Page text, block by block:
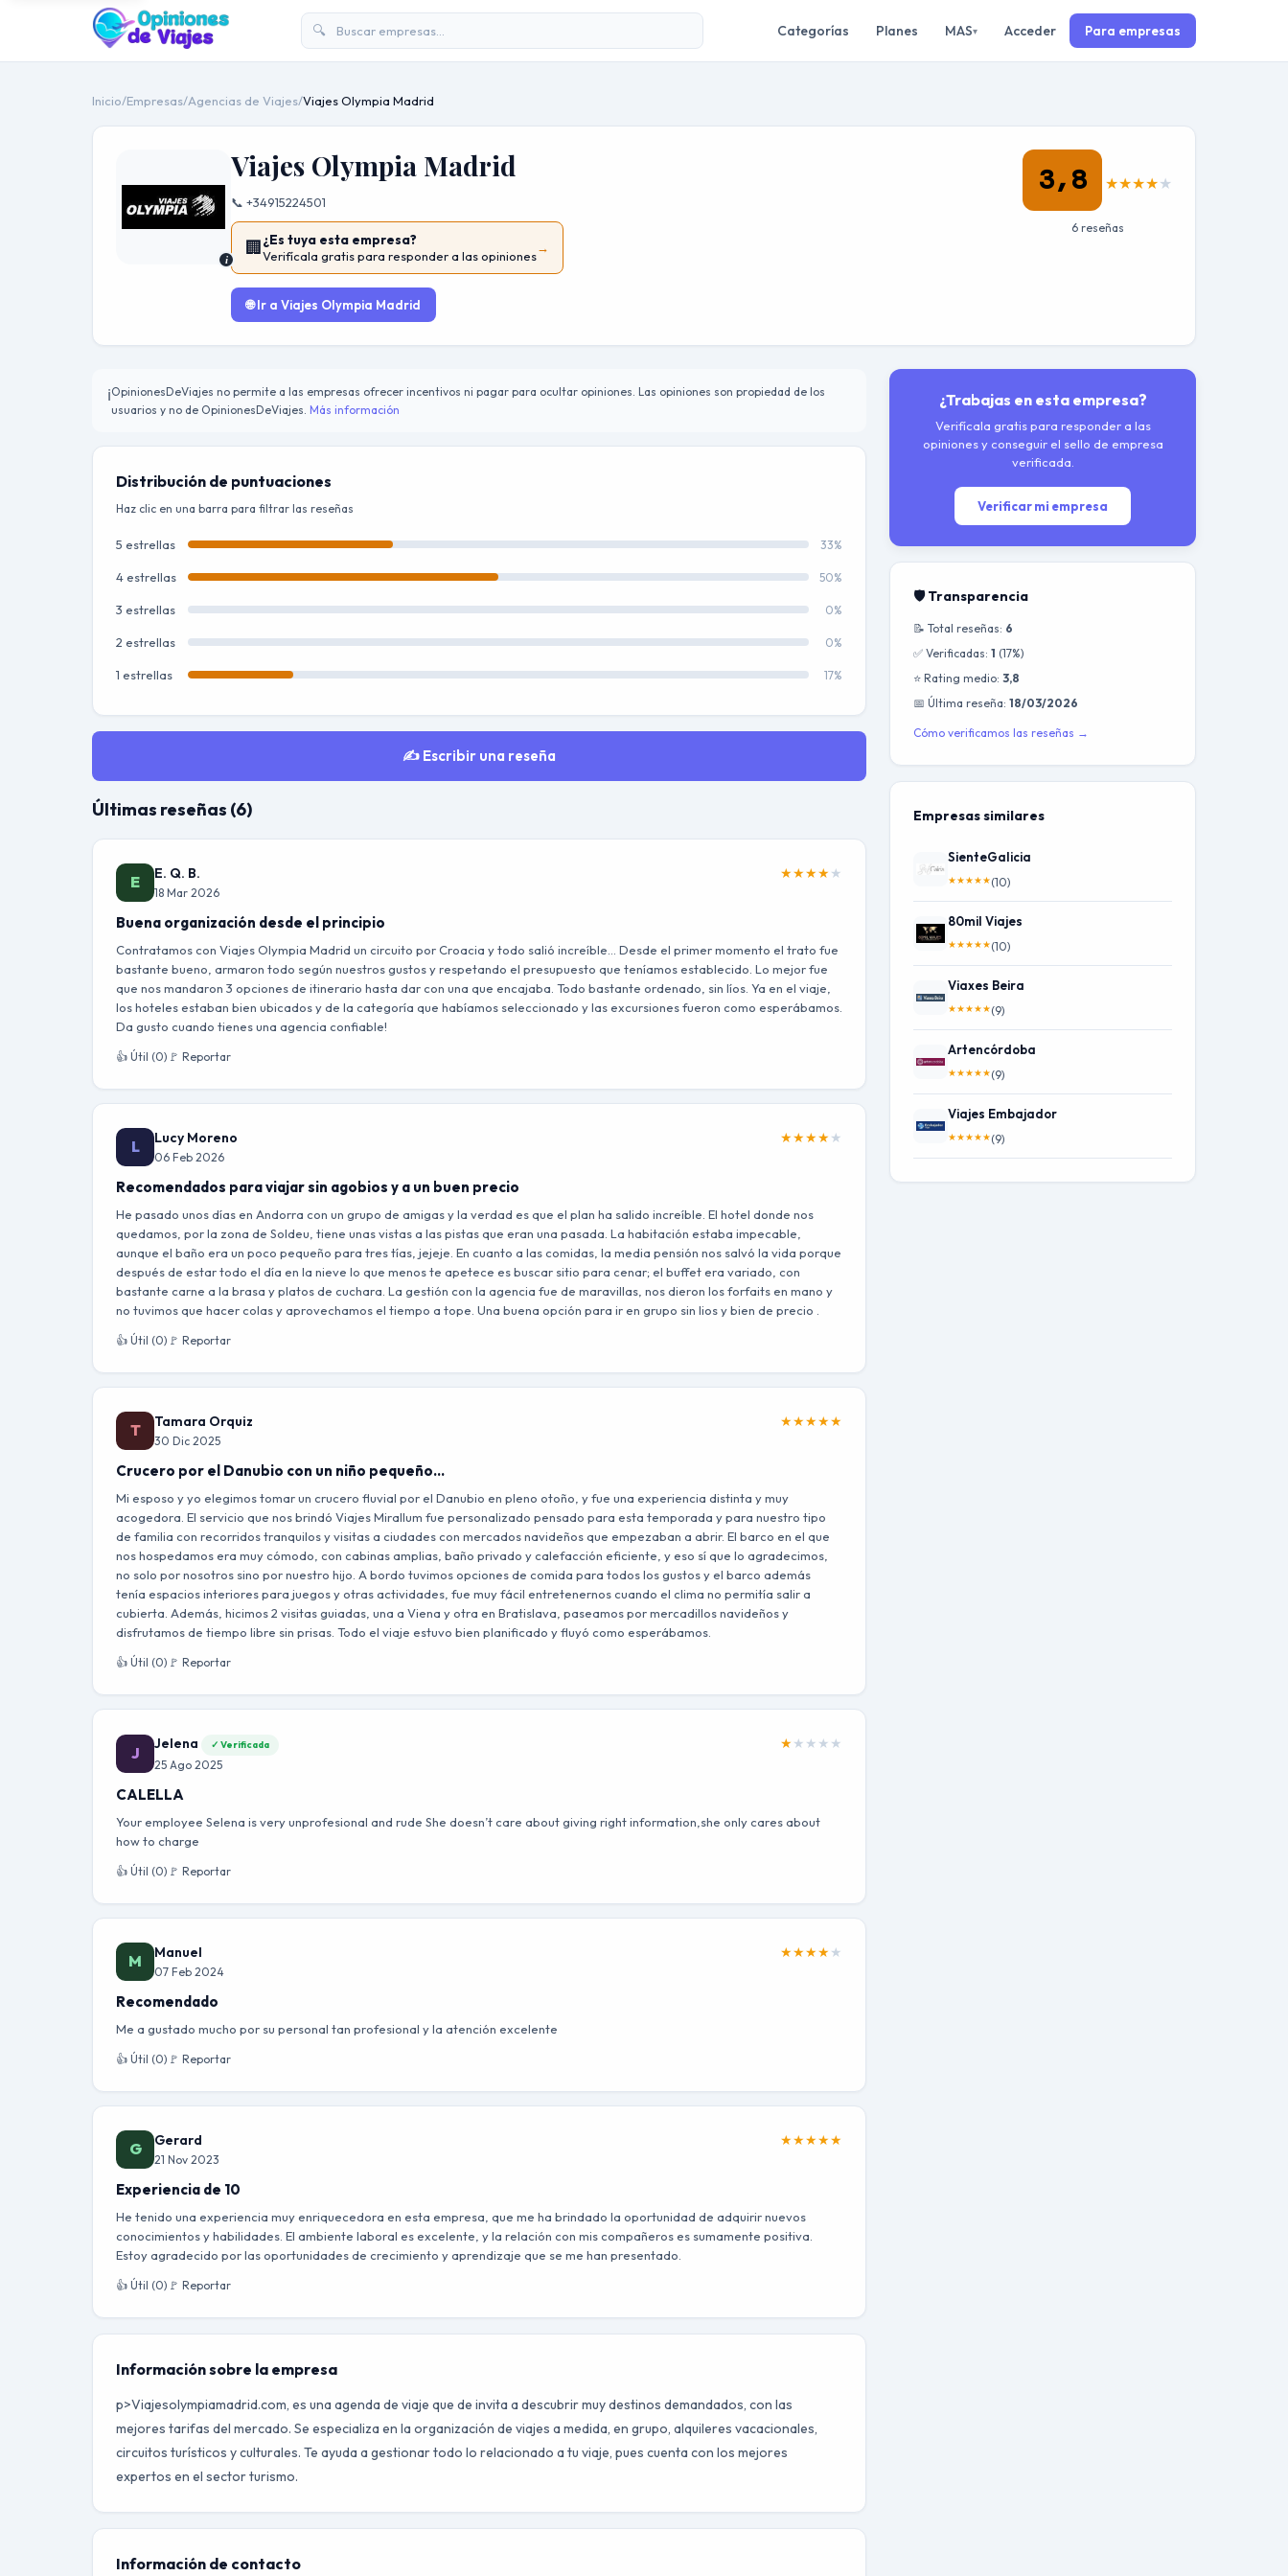
🔍 Categorías Planes MAS▾ Acceder Para empresas
Inicio/Empresas/Agencias de Viajes/Viajes Olympia Madrid
i
Viajes Olympia Madrid
📞 +34915224501
🏢¿Es tuya esta empresa?
Verifícala gratis para responder a las opiniones
→
🌐 Ir a Viajes Olympia Madrid
3,8 ★★★★★
6 reseñas
ℹ️OpinionesDeViajes no permite a las empresas ofrecer incentivos ni pagar para ocultar opiniones. Las opiniones son propiedad de los
usuarios y no de OpinionesDeViajes. Más información
Distribución de puntuaciones
Haz clic en una barra para filtrar las reseñas
5 estrellas 33%
4 estrellas 50%
3 estrellas 0%
2 estrellas 0%
1 estrellas 17%
✍️ Escribir una reseña
Últimas reseñas (6)
E E. Q. B.
18 Mar 2026
★★★★★
Buena organización desde el principio
Contratamos con Viajes Olympia Madrid un circuito por Croacia y todo salió increíble… Desde el primer momento el trato fue
bastante bueno, armaron todo según nuestros gustos y respetando el presupuesto que teníamos establecido. Lo mejor fue
que nos mandaron 3 opciones de itinerario hasta dar con una que encajaba. Todo bastante ordenado, sin líos. Ya en el viaje,
los hoteles estaban bien ubicados y de la categoría que habíamos seleccionado y las excursiones fueron como esperábamos.
Da gusto cuando tienes una agencia confiable!
👍 Útil (0) 🚩 Reportar
L Lucy Moreno
06 Feb 2026
★★★★★
Recomendados para viajar sin agobios y a un buen precio
He pasado unos días en Andorra con un grupo de amigas y la verdad es que el plan ha salido increíble. El hotel donde nos
quedamos, por la zona de Soldeu, tiene unas vistas a las pistas que eran una pasada. La habitación estaba impecable,
aunque el baño era un poco pequeño para tres tías, jejeje. En cuanto a las comidas, la media pensión nos salvó la vida porque
después de estar todo el día en la nieve lo que menos te apetece es buscar sitio para cenar; el buffet era variado, con
bastante carne a la brasa y platos de cuchara. La gestión con la agencia fue de maravillas, nos dieron los forfaits en mano y
no tuvimos que hacer colas y aprovechamos el tiempo a tope. Una buena opción para ir en grupo sin lios y bien de precio .
👍 Útil (0) 🚩 Reportar
T Tamara Orquiz
30 Dic 2025
★★★★★
Crucero por el Danubio con un niño pequeño…
Mi esposo y yo elegimos tomar un crucero fluvial por el Danubio en pleno otoño, y fue una experiencia distinta y muy
acogedora. El servicio que nos brindó Viajes Mirallum fue personalizado pensado para esta temporada y para nuestro tipo
de familia con recorridos tranquilos y visitas a ciudades con mercados navideños que empezaban a abrir. El barco en el que
nos hospedamos era muy cómodo, con cabinas amplias, baño privado y calefacción eficiente, y eso sí que lo agradecimos,
no solo por nosotros sino por nuestro hijo. A bordo tuvimos opciones de comida para todos los gustos y el barco además
tenía espacios interiores para juegos y otras actividades, fue muy fácil entretenernos cuando el clima no permitía salir a
cubierta. Además, hicimos 2 visitas guiadas, una a Viena y otra en Bratislava, paseamos por mercadillos navideños y
disfrutamos de tiempo libre sin prisas. Todo el viaje estuvo bien planificado y fluyó como esperábamos.
👍 Útil (0) 🚩 Reportar
J Jelena ✓ Verificada
25 Ago 2025
★★ ★ ★ ★
CALELLA
Your employee Selena is very unprofesional and rude She doesn’t care about giving right information,she only cares about
how to charge
👍 Útil (0) 🚩 Reportar
M Manuel
07 Feb 2024
★★★★★
Recomendado
Me a gustado mucho por su personal tan profesional y la atención excelente
👍 Útil (0) 🚩 Reportar
G Gerard
21 Nov 2023
★★★★★
Experiencia de 10
He tenido una experiencia muy enriquecedora en esta empresa, que me ha brindado la oportunidad de adquirir nuevos
conocimientos y habilidades. El ambiente laboral es excelente, y la relación con mis compañeros es sumamente positiva.
Estoy agradecido por las oportunidades de crecimiento y aprendizaje que se me han presentado.
👍 Útil (0) 🚩 Reportar
Información sobre la empresa
p>Viajesolympiamadrid.com, es una agenda de viaje que de invita a descubrir muy destinos demandados, con las
mejores tarifas del mercado. Se especializa en la organización de viajes a medida, en grupo, alquileres vacacionales,
circuitos turísticos y culturales. Te ayuda a gestionar todo lo relacionado a tu viaje, pues cuenta con los mejores
expertos en el sector turismo.
Información de contacto
¿Trabajas en esta empresa?
Verifícala gratis para responder a las
opiniones y conseguir el sello de empresa
verificada.
Verificar mi empresa
🛡️ Transparencia
📝 Total reseñas: 6
✅ Verificadas: 1 (17%)
⭐ Rating medio: 3,8
📅 Última reseña: 18/03/2026
Cómo verificamos las reseñas →
Empresas similares
SienteGalicia
★★★★★(10)
80mil Viajes
★★★★★(10)
Viaxes Beira
★★★★★(9)
Artencórdoba
★★★★★(9)
Viajes Embajador
★★★★★(9)